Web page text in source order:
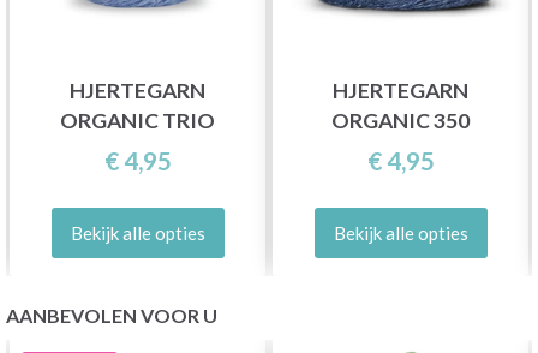
HJERTEGARN
ORGANIC TRIO
€ 4,95
Bekijk alle opties
HJERTEGARN
ORGANIC 350
€ 4,95
Bekijk alle opties
AANBEVOLEN VOOR U